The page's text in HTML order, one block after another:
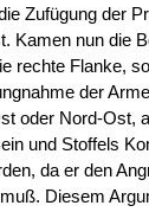
Zufügung der
Kamen nun die
rechte Flanke,
der
oder Nord-Ost,
und Stoffels
da er den
Diesem